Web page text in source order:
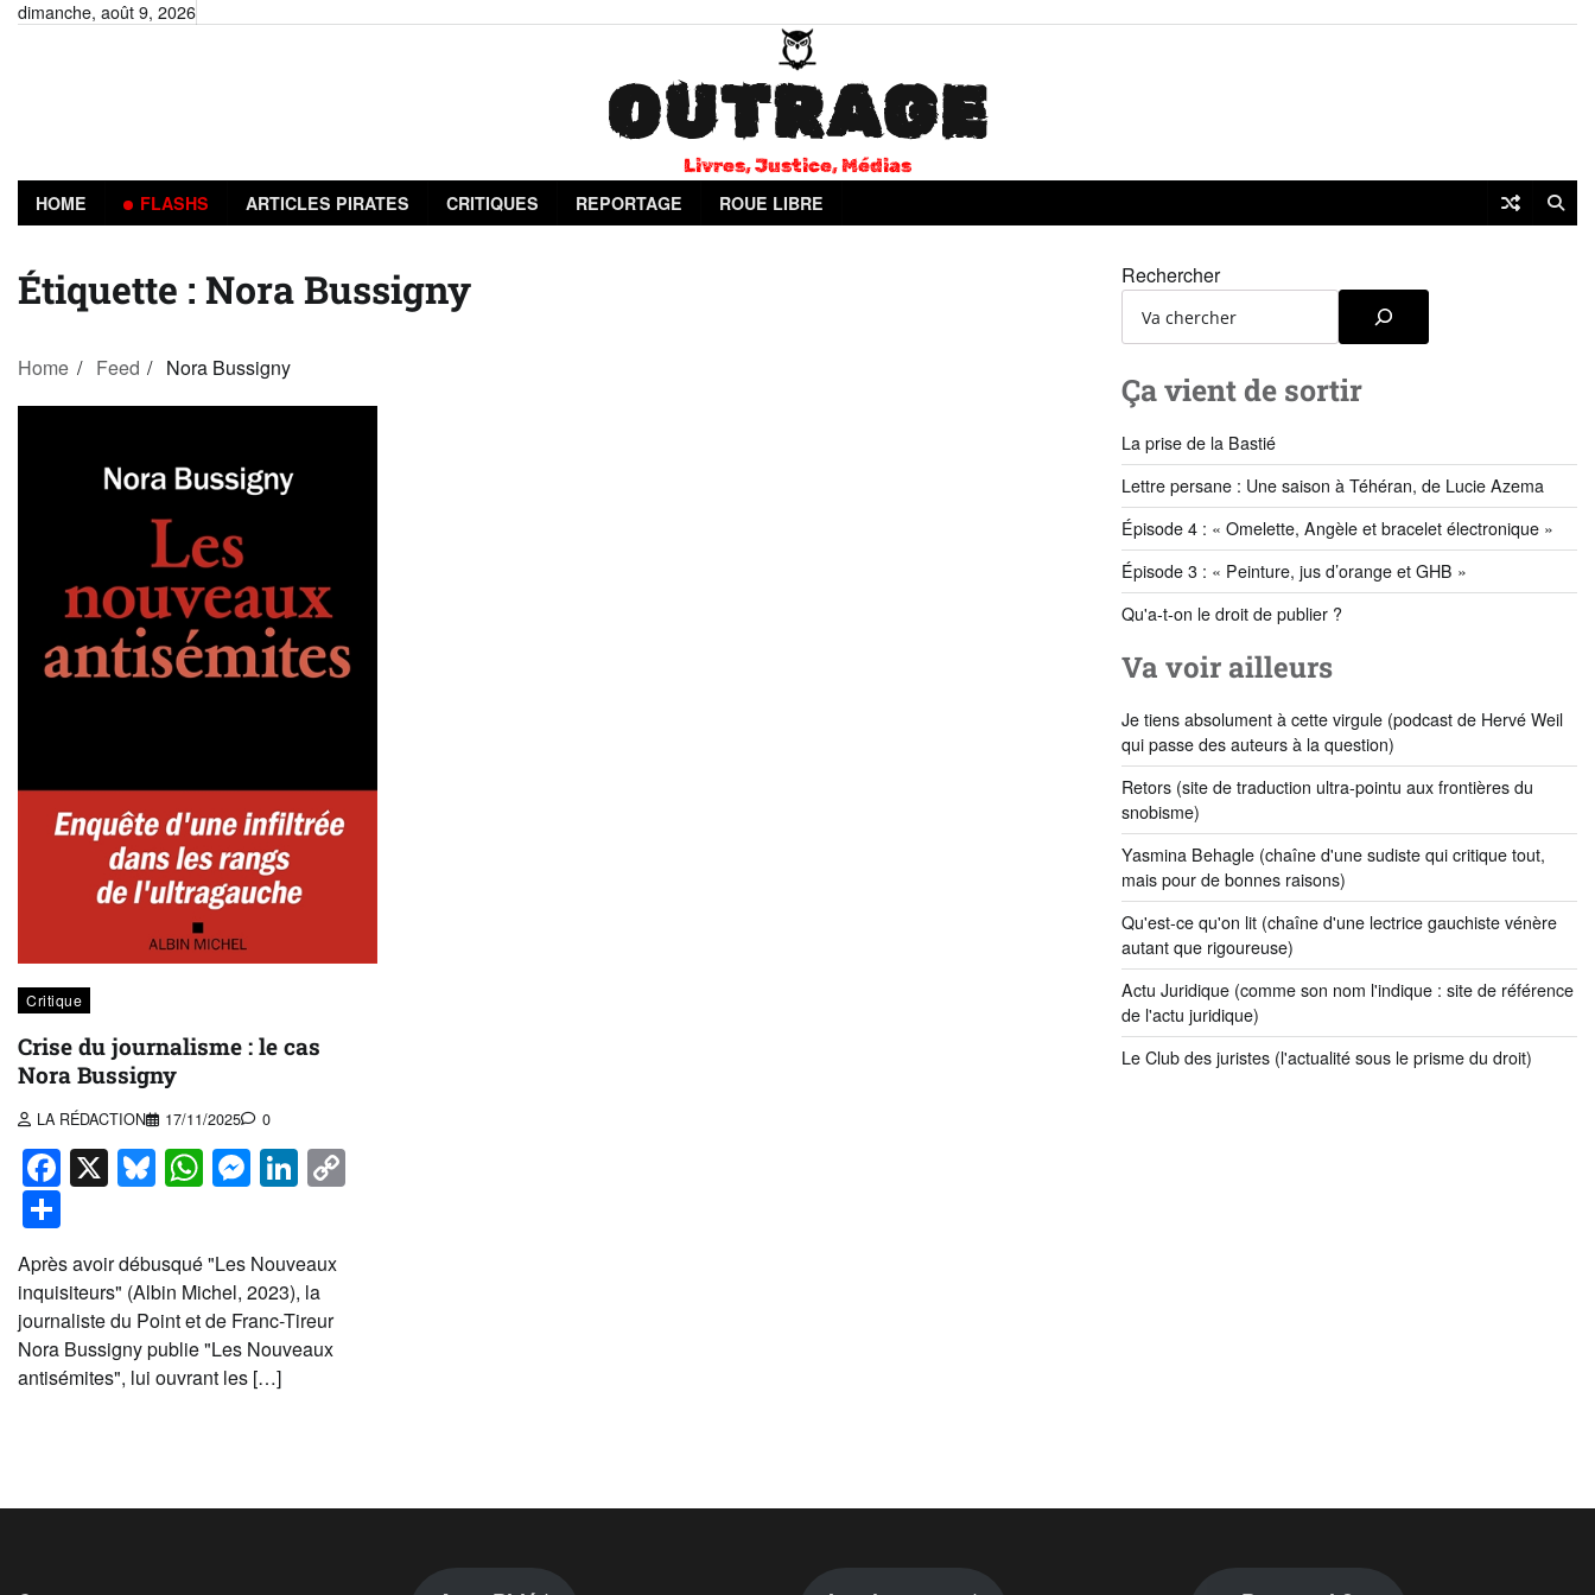
Skipdimanche, août 9, 2026
OUTRAGE
Livres, Justice, Médias
HOME FLASHS ARTICLES PIRATES CRITIQUES REPORTAGE ROUE LIBRE
Étiquette : Nora Bussigny
Home Feed Nora Bussigny
Critique
Crise du journalisme : le cas
Nora Bussigny
LA RÉDACTION 17/11/2025 0
Facebook
X Bluesky
WhatsApp
Messenger
LinkedIn
Après avoir débusqué "Les Nouveaux
inquisiteurs" (Albin Michel, 2023), la
journaliste du Point et de Franc-Tireur
Nora Bussigny publie "Les Nouveaux
antisémites", lui ouvrant les […]
Rechercher
Ça vient de sortir
La prise de la Bastié
Lettre persane : Une saison à Téhéran, de Lucie Azema
Épisode 4 : « Omelette, Angèle et bracelet électronique »
Épisode 3 : « Peinture, jus d’orange et GHB »
Qu'a-t-on le droit de publier ?
Va voir ailleurs
Je tiens absolument à cette virgule(podcast de Hervé Weil
qui passe des auteurs à la question)
Retors(site de traduction ultra-pointu aux frontières du
snobisme)
Yasmina Behagle(chaîne d'une sudiste qui critique tout,
mais pour de bonnes raisons)
Qu'est-ce qu'on lit(chaîne d'une lectrice gauchiste vénère
autant que rigoureuse)
Actu Juridique(comme son nom l'indique : site de référence
de l'actu juridique)
Le Club des juristes(l'actualité sous le prisme du droit)